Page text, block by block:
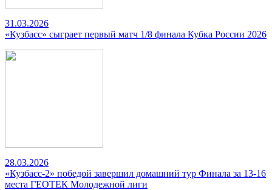
31.03.2026
«Кузбасс» сыграет первый матч 1/8 финала Кубка России 2026
28.03.2026
«Кузбасс-2» победой завершил домашний тур Финала за 13-16
места ГЕОТЕК Молодежной лиги